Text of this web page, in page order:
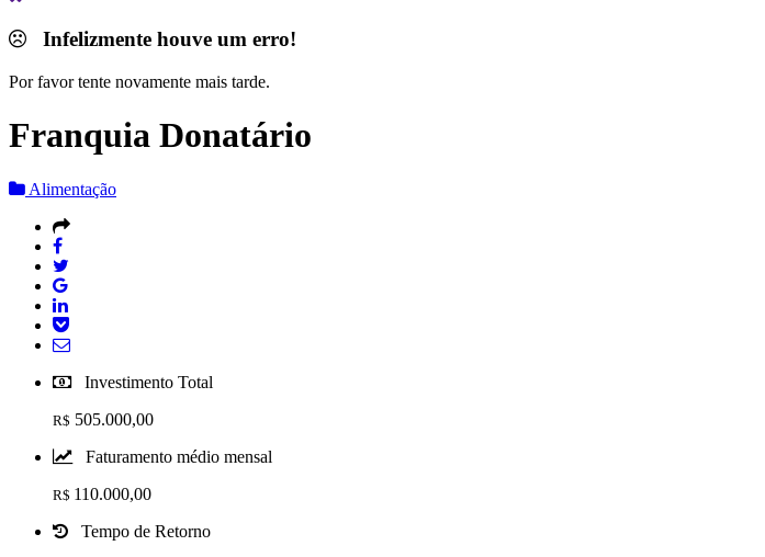
Infelizmente houve um erro!
Por favor tente novamente mais tarde.
Franquia Donatário
Alimentação
Investimento Total
R$ 505.000,00
Faturamento médio mensal
R$ 110.000,00
Tempo de Retorno